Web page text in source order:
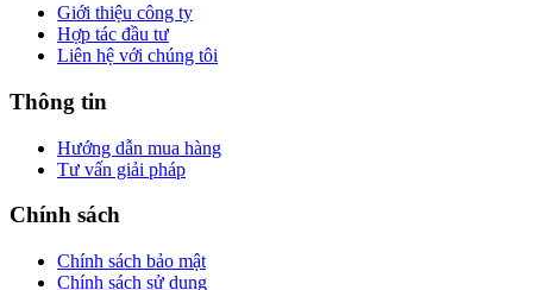
Giới thiệu công ty
Hợp tác đầu tư
Liên hệ với chúng tôi
Thông tin
Hướng dẫn mua hàng
Tư vấn giải pháp
Chính sách
Chính sách bảo mật
Chính sách sử dụng